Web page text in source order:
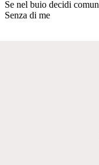
Se nel buio decidi
Senza di me